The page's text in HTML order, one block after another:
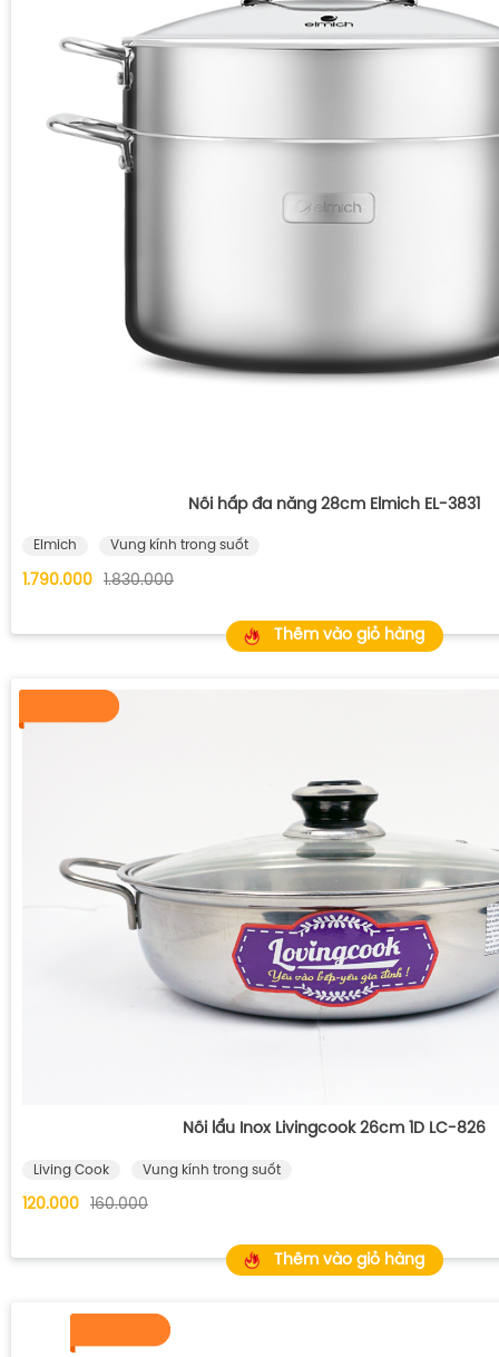
Nồi hấp đa năng 28cm Elmich EL-3831
Elmich Vung kính trong suốt
1.790.000 1.830.000
Thêm vào giỏ hàng
Nồi lẩu Inox Livingcook 26cm 1D LC-826
Living Cook Vung kính trong suốt
120.000 160.000
Thêm vào giỏ hàng